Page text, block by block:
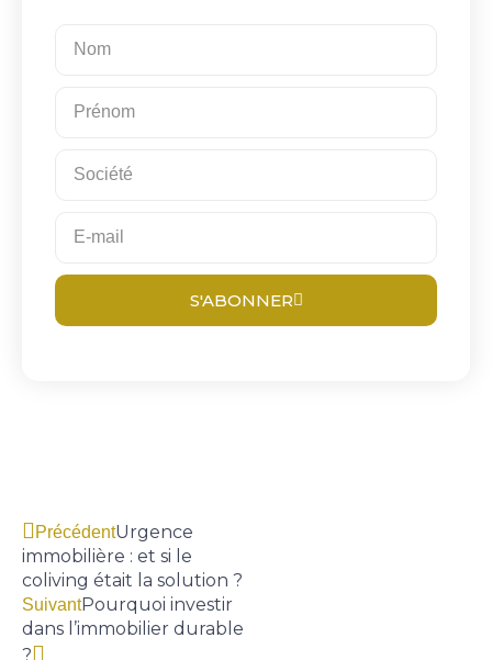
S'ABONNER
PrécédentUrgence
immobilière : et si le
coliving était la solution ?
SuivantPourquoi investir
dans l’immobilier durable
?